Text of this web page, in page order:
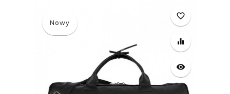
Nowy
favorite_border
equalizer
visibility